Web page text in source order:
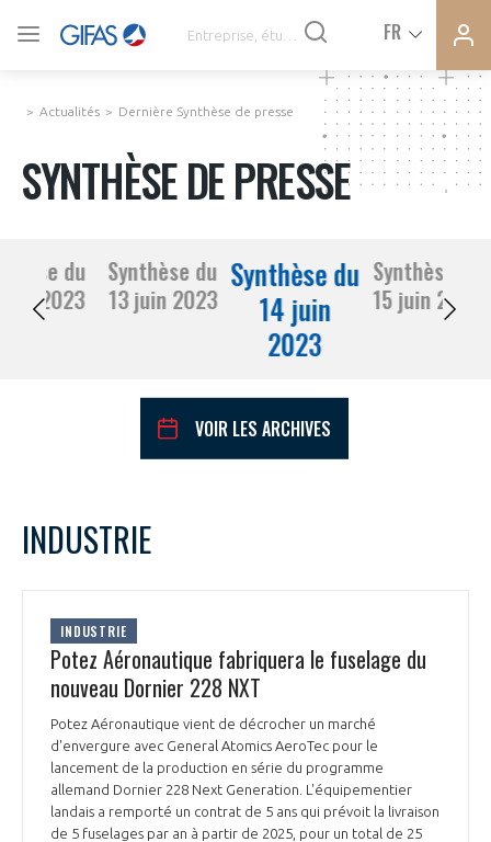
FR
SYNTHÈSE DE PRESSE
COMMUNIQUÉS DE PRESSE
PRÉSENTATION
NOTRE VISION
NOS MISSIONS
NOTRE HISTOIRE
ORGANISATION
LE CONSEIL DU GIFAS
L’ÉQUIPE DU GIFAS
FONCTIONNEMENT
GEADS
ACCOMPAGNEMENT DE NOS ADHÉRENTS
Actualités Dernière Synthèse de presse
SYNTHÈSE DE PRESSE
du
12 juin 2023
Synthèse du
13 juin 2023
Synthèse du
14 juin
2023
Synthèse du
15 juin 2023
VOIR LES ARCHIVES
L
1 2 3
4
14
20 21 24
INDUSTRIE
INDUSTRIE
Potez Aéronautique fabriquera le fuselage du
nouveau Dornier 228 NXT
Potez Aéronautique vient de décrocher un marché
d'envergure avec General Atomics AeroTec pour le
lancement de la production en série du programme
allemand Dornier 228 Next Generation. L'équipementier
landais a remporté un contrat de 5 ans qui prévoit la livraison
de 5 fuselages par an à partir de 2025, pour un total de 25
VOUS ÊTES ADHÉRENTS
PAS ENCORE ADHÉRENT ?
Rejoignez une filière d’excellence et développez
DEMANDE D’ADHÉSION
Avez-vous un statut de droit français ?